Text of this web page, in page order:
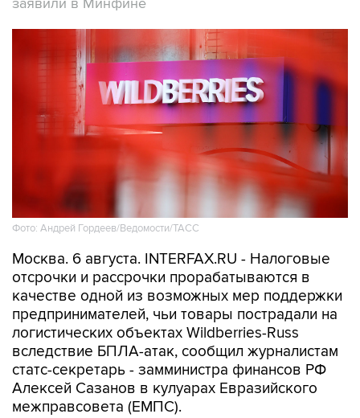
заявили в Минфине
Фото: Андрей Гордеев/Ведомости/ТАСС
Москва. 6 августа. INTERFAX.RU - Налоговые
отсрочки и рассрочки прорабатываются в
качестве одной из возможных мер поддержки
предпринимателей, чьи товары пострадали на
логистических объектах Wildberries-Russ
вследствие БПЛА-атак, сообщил журналистам
статс-секретарь - замминистра финансов РФ
Алексей Сазанов в кулуарах Евразийского
межправсовета (ЕМПС).